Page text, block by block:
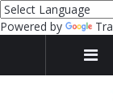
Powered by